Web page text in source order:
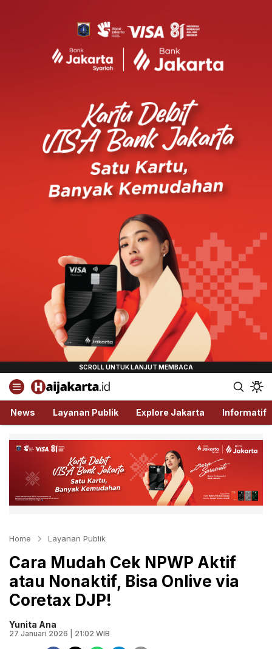
Haijakarta.id
Semua Tentang Jakarta Ada Disini!
News Layanan Publik Explore Jakarta Informatif
Home Layanan Publik
Cara Mudah Cek NPWP Aktif
atau Nonaktif, Bisa Onlive via
Coretax DJP!
Yunita Ana
27 Januari 2026 | 21:02 WIB